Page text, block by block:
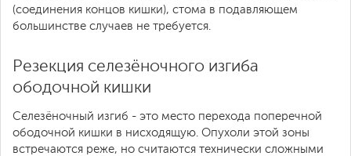
(соединения концов кишки), стома в подавляющем
большинстве случаев не требуется.
Резекция селезёночного изгиба
ободочной кишки
Селезёночный изгиб - это место перехода поперечной
ободочной кишки в нисходящую. Опухоли этой зоны
встречаются реже, но считаются технически сложными